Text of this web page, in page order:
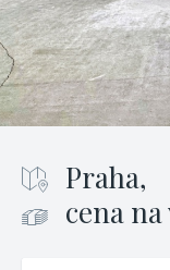
Praha,
cena